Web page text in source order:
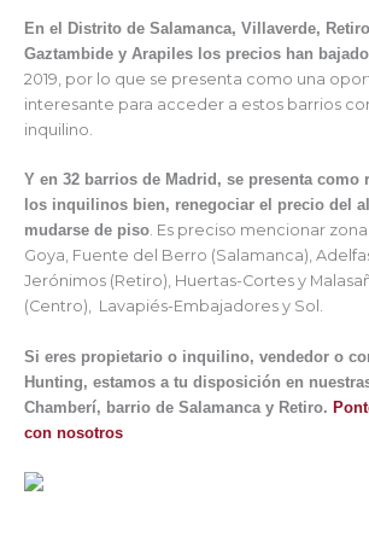
En el Distrito de Salamanca, Villaverde,
Gaztambide y Arapiles los precios han bajado
2019, por lo que se presenta como una
interesante para acceder a estos barrios
inquilino.
Y en 32 barrios de Madrid, se presenta como
los inquilinos bien, renegociar el precio del
mudarse de piso. Es preciso mencionar
Goya, Fuente del Berro (Salamanca),
Jerónimos (Retiro), Huertas-Cortes y
(Centro), Lavapiés-Embajadores y Sol.
Si eres propietario o inquilino, vendedor o
Hunting, estamos a tu disposición en
Chamberí, barrio de Salamanca y Retiro.
con nosotros